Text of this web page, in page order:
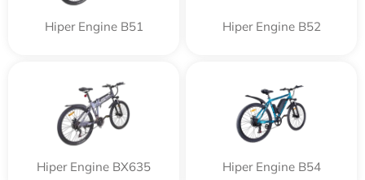
Hiper Engine B51 Hiper Engine B52
Hiper Engine BX635 Hiper Engine B54